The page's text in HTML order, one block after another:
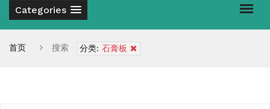
Categories
首页 搜索 分类: 石膏板